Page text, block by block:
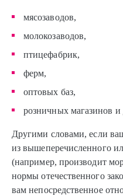
мясозаводов,
молокозаводов,
птицефабрик,
ферм,
оптовых баз,
розничных магазинов и
Другими словами, если
из вышеперечисленного
(например, производит
нормы отечественного
вам непосредственное